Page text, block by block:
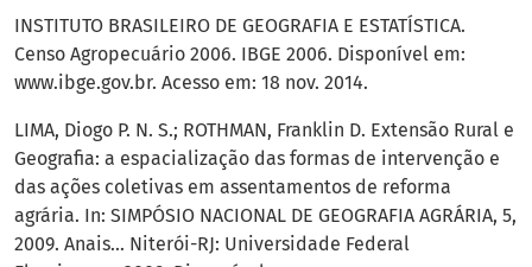
INSTITUTO BRASILEIRO DE GEOGRAFIA E ESTATÍSTICA.
Censo Agropecuário 2006. IBGE 2006. Disponível em:
www.ibge.gov.br. Acesso em: 18 nov. 2014.
LIMA, Diogo P. N. S.; ROTHMAN, Franklin D. Extensão Rural e
Geografia: a espacialização das formas de intervenção e
das ações coletivas em assentamentos de reforma
agrária. In: SIMPÓSIO NACIONAL DE GEOGRAFIA AGRÁRIA, 5,
2009. Anais... Niterói-RJ: Universidade Federal